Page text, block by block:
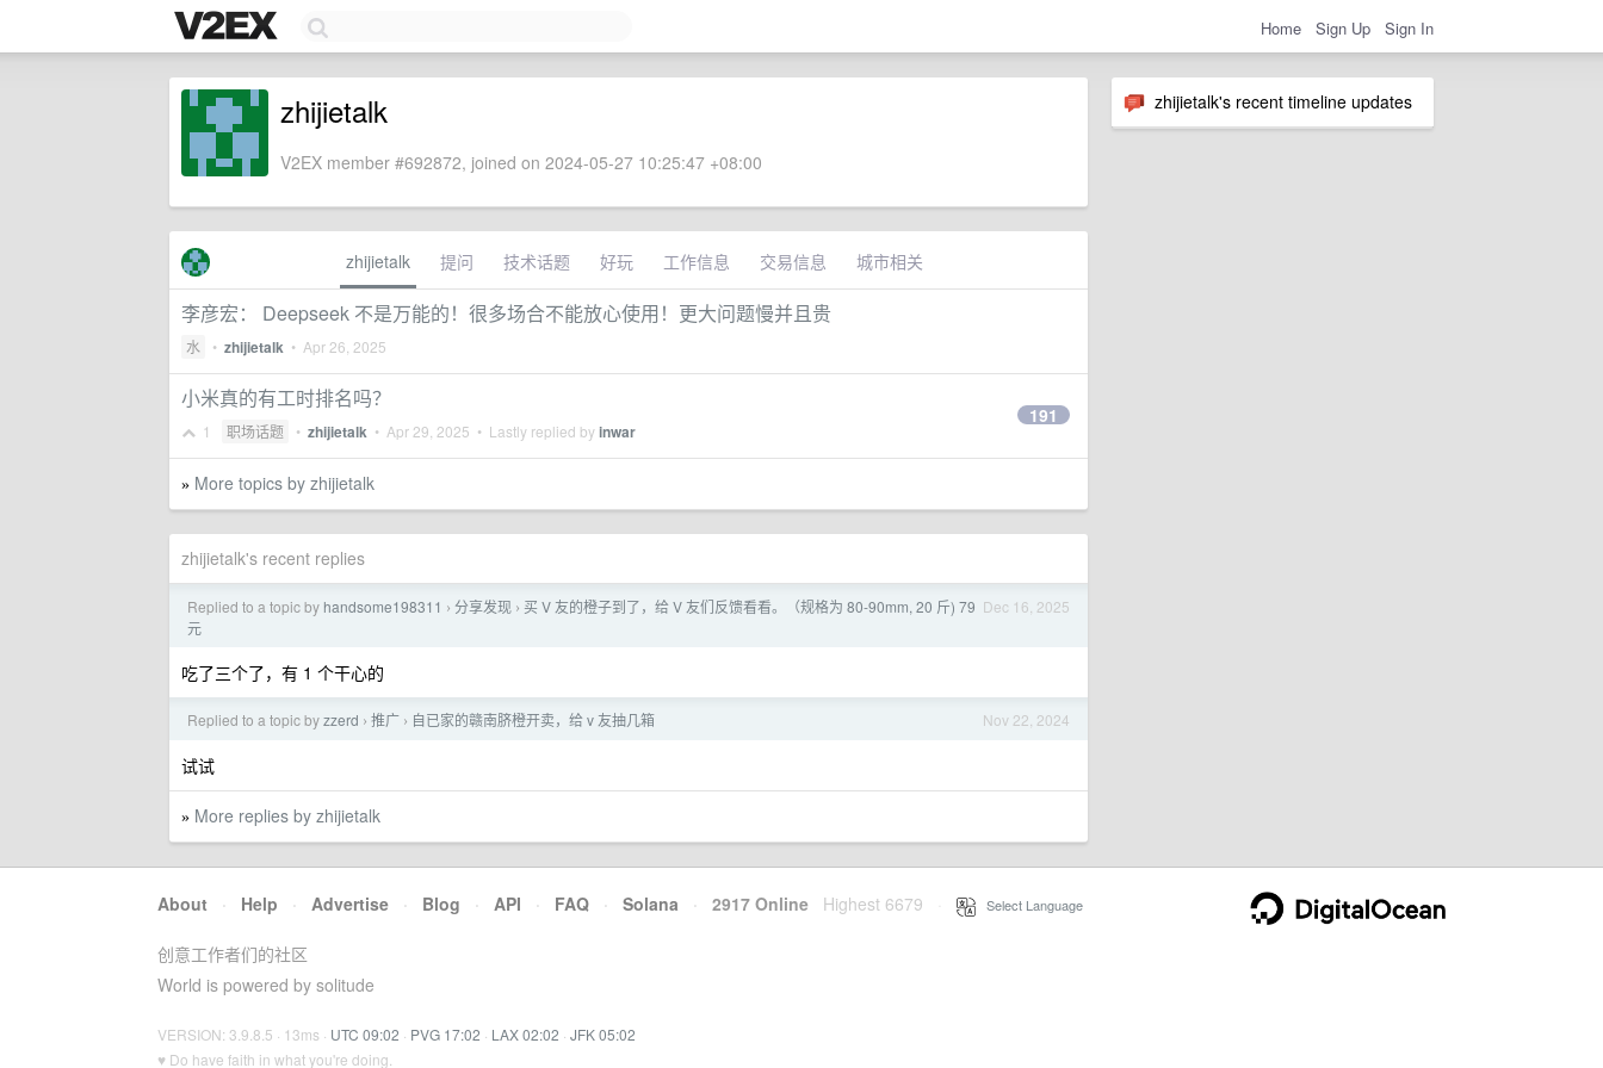
Home Sign Up Sign In
zhijietalk's recent timeline updates
zhijietalk
V2EX member #692872, joined on 2024-05-27 10:25:47 +08:00
zhijietalk 提问 技术话题 好玩 工作信息 交易信息 城市相关
李彦宏： Deepseek 不是万能的！很多场合不能放心使用！更大问题慢并且贵
水 • zhijietalk • Apr 26, 2025
小米真的有工时排名吗？
1 职场话题 • zhijietalk • Apr 29, 2025 • Lastly replied byinwar
191
» More topics by zhijietalk
zhijietalk's recent replies
Dec 16, 2025
Replied to a topic by handsome198311 › 分享发现 › 买 V 友的橙子到了，给 V 友们反馈看看。（规格为 80-90mm, 20 斤) 79
元
吃了三个了，有 1 个干心的
Nov 22, 2024
Replied to a topic byzzerd › 推广 › 自已家的赣南脐橙开卖，给 v 友抽几箱
试试
» More replies by zhijietalk
About · Help · Advertise · Blog · API · FAQ · Solana · 2917 Online Highest 6679 Select Language
创意工作者们的社区
World is powered by solitude
VERSION: 3.9.8.5 · 13ms · UTC 09:02 · PVG 17:02 · LAX 02:02 · JFK 05:02
♥ Do have faith in what you're doing.